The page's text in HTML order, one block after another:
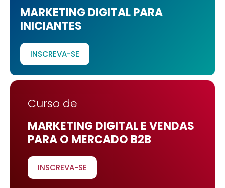
MARKETING DIGITAL PARA
INICIANTES
INSCREVA-SE
Curso de
MARKETING DIGITAL E VENDAS
PARA O MERCADO B2B
INSCREVA-SE